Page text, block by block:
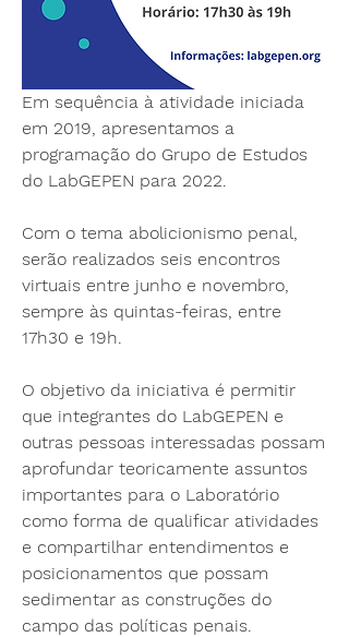
Em sequência à atividade iniciada
em 2019, apresentamos a
programação do Grupo de Estudos
do LabGEPEN para 2022.
Com o tema abolicionismo penal,
serão realizados seis encontros
virtuais entre junho e novembro,
sempre às quintas-feiras, entre
17h30 e 19h.
O objetivo da iniciativa é permitir
que integrantes do LabGEPEN e
outras pessoas interessadas possam
aprofundar teoricamente assuntos
importantes para o Laboratório
como forma de qualificar atividades
e compartilhar entendimentos e
posicionamentos que possam
sedimentar as construções do
campo das políticas penais.